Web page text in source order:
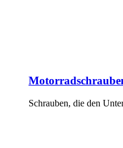
Schrauben, die den